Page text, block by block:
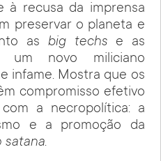
à recusa da imprensa
preservar o planeta e
as big techs e as
um novo miliciano
infame. Mostra que os
compromisso efetivo
a necropolítica: a
e a promoção da
satana.